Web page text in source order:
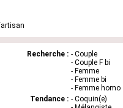
Recherche : - Couple
- Couple F bi
- Femme
- Femme bi
- Femme homo
Tendance : - Coquin(e)